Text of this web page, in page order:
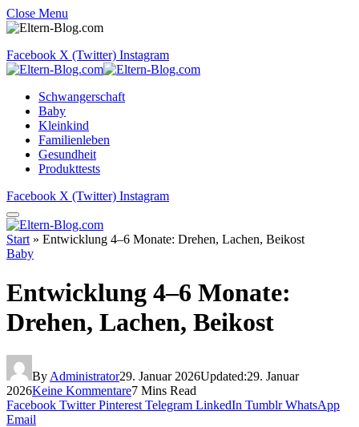
Close Menu
Facebook X (Twitter) Instagram
Schwangerschaft
Baby
Kleinkind
Familienleben
Gesundheit
Produkttests
Facebook X (Twitter) Instagram
Start » Entwicklung 4–6 Monate: Drehen, Lachen, Beikost
Baby
Entwicklung 4–6 Monate:
Drehen, Lachen, Beikost
By Administrator29. Januar 2026Updated:29. Januar
2026Keine Kommentare7 Mins Read
Facebook Twitter Pinterest Telegram LinkedIn Tumblr WhatsApp
Email